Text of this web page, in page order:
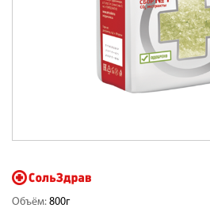
Объём: 800г